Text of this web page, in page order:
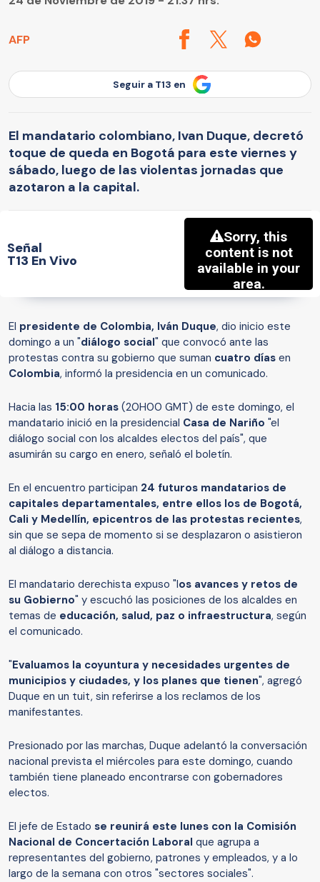
AFP
Seguir a T13 en
El mandatario colombiano, Ivan Duque, decretó
toque de queda en Bogotá para este viernes y
sábado, luego de las violentas jornadas que
azotaron a la capital.
Señal
T13 En Vivo
El presidente de Colombia, Iván Duque, dio inicio este
domingo a un "diálogo social" que convocó ante las
protestas contra su gobierno que suman cuatro días en
Colombia, informó la presidencia en un comunicado.
Hacia las 15:00 horas (20H00 GMT) de este domingo, el
mandatario inició en la presidencial Casa de Nariño "el
diálogo social con los alcaldes electos del país", que
asumirán su cargo en enero, señaló el boletín.
En el encuentro participan 24 futuros mandatarios de
capitales departamentales, entre ellos los de Bogotá,
Cali y Medellín, epicentros de las protestas recientes,
sin que se sepa de momento si se desplazaron o asistieron
al diálogo a distancia.
El mandatario derechista expuso "los avances y retos de
su Gobierno" y escuchó las posiciones de los alcaldes en
temas de educación, salud, paz o infraestructura, según
el comunicado.
"Evaluamos la coyuntura y necesidades urgentes de
municipios y ciudades, y los planes que tienen", agregó
Duque en un tuit, sin referirse a los reclamos de los
manifestantes.
Presionado por las marchas, Duque adelantó la conversación
nacional prevista el miércoles para este domingo, cuando
también tiene planeado encontrarse con gobernadores
electos.
El jefe de Estado se reunirá este lunes con la Comisión
Nacional de Concertación Laboral que agrupa a
representantes del gobierno, patrones y empleados, y a lo
largo de la semana con otros "sectores sociales".